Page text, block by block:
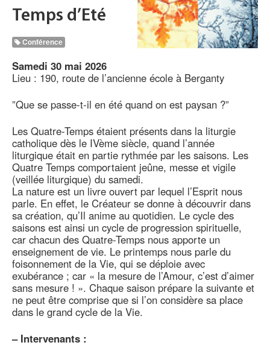
Temps d’Eté
Conférence
Samedi 30 mai 2026
Lieu : 190, route de l’ancienne école à Berganty
”Que se passe-t-il en été quand on est paysan ?”
Les Quatre-Temps étaient présents dans la liturgie
catholique dès le IVème siècle, quand l’année
liturgique était en partie rythmée par les saisons. Les
Quatre Temps comportaient jeûne, messe et vigile
(veillée liturgique) du samedi.
La nature est un livre ouvert par lequel l’Esprit nous
parle. En effet, le Créateur se donne à découvrir dans
sa création, qu’Il anime au quotidien. Le cycle des
saisons est ainsi un cycle de progression spirituelle,
car chacun des Quatre-Temps nous apporte un
enseignement de vie. Le printemps nous parle du
foisonnement de la Vie, qui se déploie avec
exubérance ; car « la mesure de l’Amour, c’est d’aimer
sans mesure ! ». Chaque saison prépare la suivante et
ne peut être comprise que si l’on considère sa place
dans le grand cycle de la Vie.
– Intervenants :